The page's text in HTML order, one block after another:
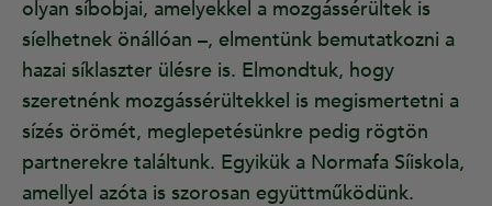
olyan síbobjai, amelyekkel a mozgássérültek is
síelhetnek önállóan –, elmentünk bemutatkozni a
hazai síklaszter ülésre is. Elmondtuk, hogy
szeretnénk mozgássérültekkel is megismertetni a
sízés örömét, meglepetésünkre pedig rögtön
partnerekre találtunk. Egyikük a Normafa Síiskola,
amellyel azóta is szorosan együttműködünk.